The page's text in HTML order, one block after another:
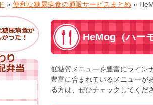
» 便利な糖尿病食の通販サービスまとめ »
HeMog（ハー
低糖質メニューを豊富にライン
豊富に含まれているメニューが
る方は、ぜひチェックしてくだ